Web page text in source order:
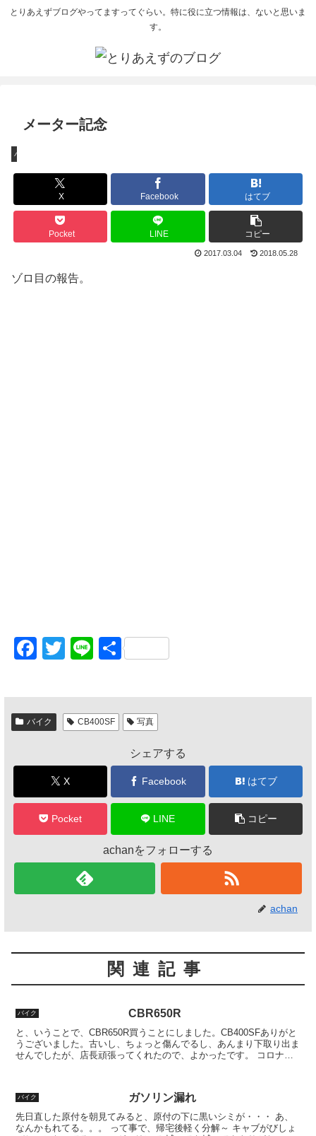
とりあえずブログやってますってぐらい。特に役に立つ情報は、ないと思いま
す。
メーター記念
バイク
X Facebook はてブ
Pocket LINE コピー
2017.03.04 2018.05.28
ゾロ目の報告。
F
c
e
b
o
k
T
tt
er
Li
e
共
バイク CB400SF 写真
シェアする
X Facebook はてブ
Pocket LINE コピー
achanをフォローする
achan
関連記事
バイク CBR650R
と、いうことで、CBR650R買うことにしました。CB400SFありがと
うございました。古いし、ちょっと傷んでるし、あんまり下取り出ま
せんでしたが、店長頑張ってくれたので、よかったです。 コロナも
バイク ガソリン漏れ
先日直した原付を朝見てみると、原付の下に黒いシミが・・・ あ、
なんかもれてる。。。 って事で、帰宅後軽く分解～ キャブがびしょ